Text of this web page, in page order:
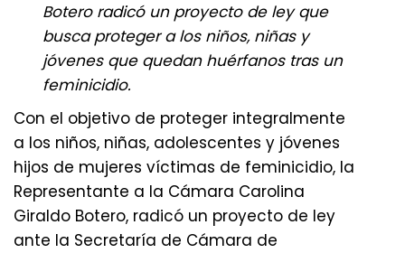
Botero radicó un proyecto de ley que
busca proteger a los niños, niñas y
jóvenes que quedan huérfanos tras un
feminicidio.
Con el objetivo de proteger integralmente
a los niños, niñas, adolescentes y jóvenes
hijos de mujeres víctimas de feminicidio, la
Representante a la Cámara Carolina
Giraldo Botero, radicó un proyecto de ley
ante la Secretaría de Cámara de